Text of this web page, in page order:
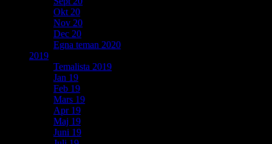
Okt 20
Nov 20
Dec 20
Egna teman 2020
2019
Temalista 2019
Jan 19
Feb 19
Mars 19
Apr 19
Maj 19
Juni 19